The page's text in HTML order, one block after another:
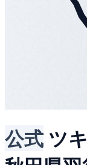
公式 ツ